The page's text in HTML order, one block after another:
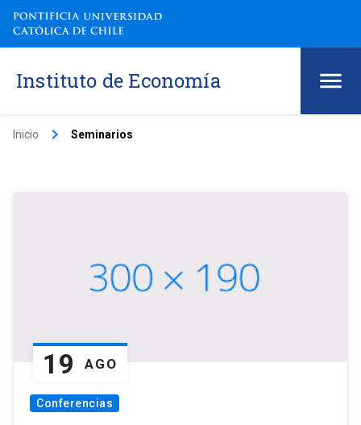
Instituto de Economía
Inicio keyboard_arrow_right Seminarios
19 AGO
Conferencias